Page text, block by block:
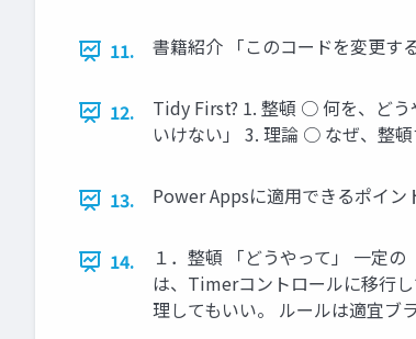
11. 書籍紹介 「このコードを変更す
12.
Tidy First? 1. 整頓 ○ 何を、ど
いけない」 3. 理論 ○ なぜ、整
13. Power Appsに適用できるポイン
14.
１．整頓 「どうやって」 一定
は、Timerコントロールに移行
理してもいい。 ルールは適宜ブ